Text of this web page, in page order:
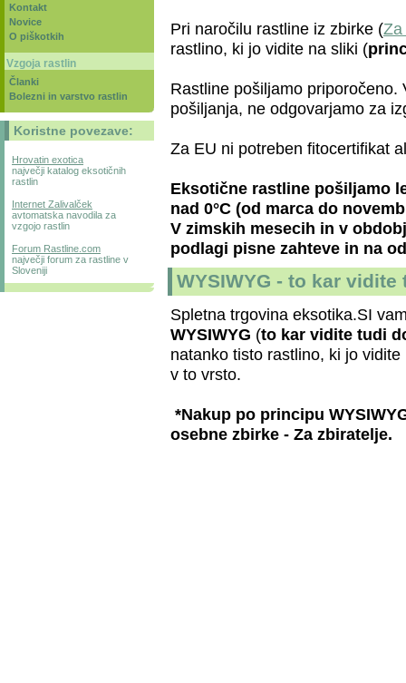
Pri naročilu rastline iz zbirke (Za
rastlino, ki jo vidite na sliki (
Rastline pošiljamo
pošiljanja, ne odgovarjamo za
Za EU ni potreben fitocertifikat
Eksotične rastline pošiljamo
nad 0°C (od marca do
V zimskih mesecih in v
podlagi pisne zahteve in na
WYSIWYG - to kar
Spletna trgovina eksotika.SI
WYSIWYG (to kar vidite tudi
natanko tisto rastlino, ki jo
v to vrsto.
*Nakup po principu
osebne zbirke - Za zbiratelje.
Kontakt
Novice
O piškotkih
Vzgoja rastlin
Članki
Bolezni in varstvo rastlin
Koristne povezave:
Hrovatin exotica
največji katalog eksotičnih
rastlin
Internet Zalivalček
avtomatska navodila za
vzgojo rastlin
Forum Rastline.com
največji forum za rastline v
Sloveniji